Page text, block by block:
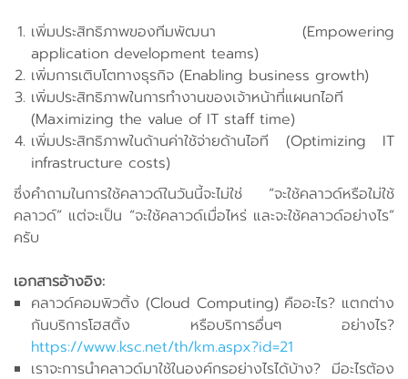
เพิ่มประสิทธิภาพของทีมพัฒนา (Empowering
application development teams)
เพิ่มการเติบโตทางธุรกิจ (Enabling business growth)
เพิ่มประสิทธิภาพในการทำงานของเจ้าหน้าที่แผนกไอที
(Maximizing the value of IT staff time)
เพิ่มประสิทธิภาพในด้านค่าใช้จ่ายด้านไอที (Optimizing IT
infrastructure costs)
ซึ่งคำถามในการใช้คลาวด์ในวันนี้จะไม่ใช่ “จะใช้คลาวด์หรือใม่ใช้
คลาวด์” แต่จะเป็น “จะใช้คลาวด์เมื่อไหร่ และจะใช้คลาวด์อย่างไร”
ครับ
เอกสารอ้างอิง:
คลาวด์คอมพิวติ้ง (Cloud Computing) คืออะไร? แตกต่าง
กันบริการโฮสติ้ง หรือบริการอื่นๆ อย่างไร?
https://www.ksc.net/th/km.aspx?id=21
เราจะการนำคลาวด์มาใช้ในองค์กรอย่างไรได้บ้าง? มีอะไรต้อง